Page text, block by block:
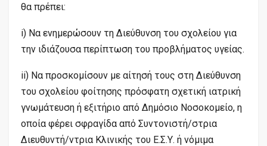
θα πρέπει:
i) Να ενημερώσουν τη Διεύθυνση του σχολείου για
την ιδιάζουσα περίπτωση του προβλήματος υγείας.
ii) Να προσκομίσουν με αίτησή τους στη Διεύθυνση
του σχολείου φοίτησης πρόσφατη σχετική ιατρική
γνωμάτευση ή εξιτήριο από Δημόσιο Νοσοκομείο, η
οποία φέρει σφραγίδα από Συντονιστή/στρια
Διευθυντή/ντρια Κλινικής του Ε.Σ.Υ. ή νόμιμα